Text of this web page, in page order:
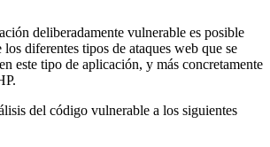
deliberadamente vulnerable es posible
los diferentes tipos de ataques web que se
este tipo de aplicación, y más concretamente
del código vulnerable a los siguientes